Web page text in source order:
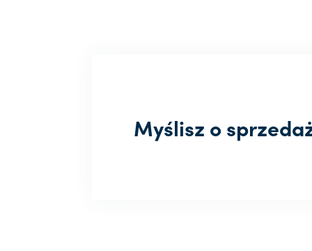
Myślisz o